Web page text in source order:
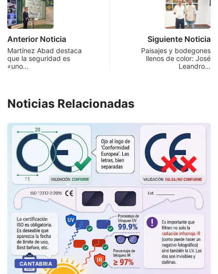
Anterior Noticia
Martínez Abad destaca
que la seguridad es
«uno…
Siguiente Noticia
Paisajes y bodegones
llenos de color: José
Leandro…
Noticias Relacionadas
CANTABRIA